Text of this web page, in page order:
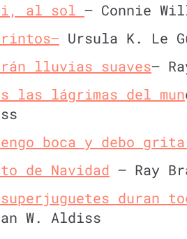
al sol – Connie
Ursula K. Le
lluvias suaves–
las lágrimas del mun
boca y debo
de Navidad – Ray
duran
W. Aldiss